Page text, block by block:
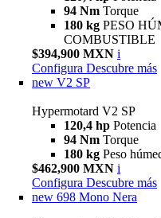
94 Nm Torque
180 kg PESO
COMBUSTIBLE
$394,900 MXN i
Configura Descubre más
new V2 SP
Hypermotard V2 SP
120,4 hp Potencia
94 Nm Torque
180 kg Peso
$462,900 MXN i
Configura Descubre más
new 698 Mono Nera